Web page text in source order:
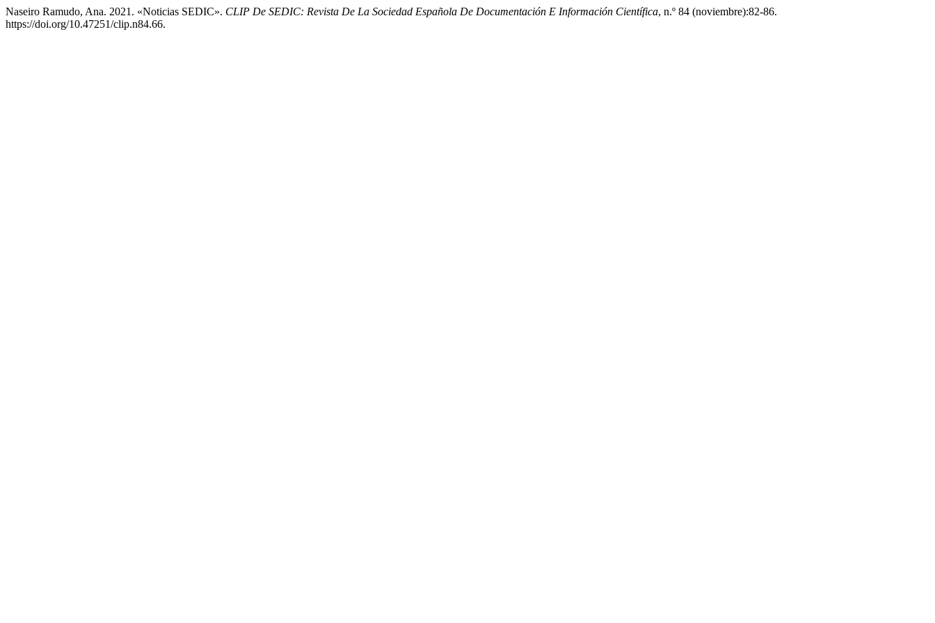
Naseiro Ramudo, Ana. 2021. «Noticias SEDIC». CLIP De SEDIC: Revista De La Sociedad Española De Documentación E Información Científica, n.º 84 (noviembre):82-86.
https://doi.org/10.47251/clip.n84.66.